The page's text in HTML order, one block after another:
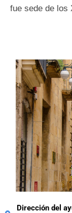
fue sede de los
Dirección del